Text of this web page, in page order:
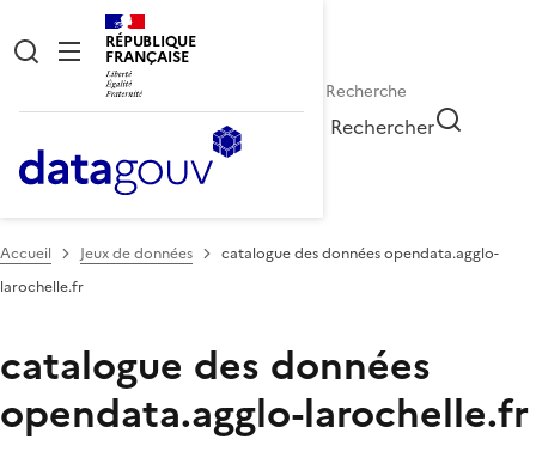
RÉPUBLIQUE
FRANÇAISE
Rechercher
Accueil Jeux de données
catalogue des données opendata.agglo-
larochelle.fr
catalogue des données
opendata.agglo-larochelle.fr